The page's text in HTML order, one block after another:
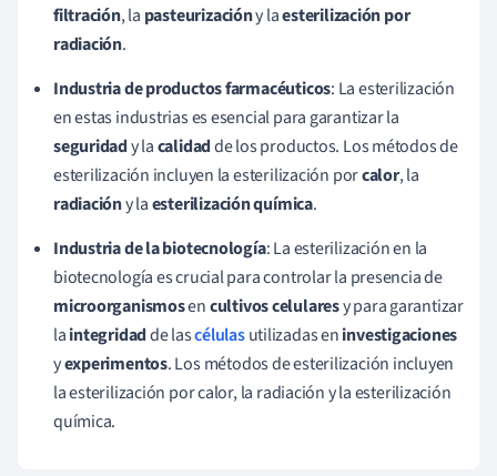
filtración, la pasteurizacióny laesterilización por
radiación.
Industria de productos farmacéuticos: La esterilización
en estas industrias es esencial para garantizar la
seguridady lacalidadde los productos. Los métodos de
esterilización incluyen la esterilización porcalor, la
radiacióny laesterilizaciónquímica.
Industria de la biotecnología: La esterilización en la
biotecnología es crucial para controlar la presencia de
microorganismosencultivos celularesy para garantizar
laintegridadde lascélulasutilizadas eninvestigaciones
yexperimentos. Los métodos de esterilización incluyen
la esterilización por calor, la radiación y la esterilización
química.